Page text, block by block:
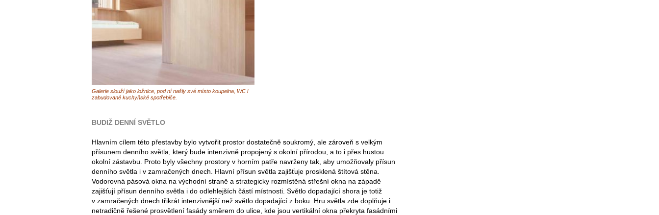
Galerie slouží jako ložnice, pod ní našly své místo koupelna, WC i
zabudované kuchyňské spotřebiče.
BUDIŽ DENNÍ SVĚTLO
Hlavním cílem této přestavby bylo vytvořit prostor dostatečně soukromý, ale zároveň s velkým
přísunem denního světla, který bude intenzivně propojený s okolní přírodou, a to i přes hustou
okolní zástavbu. Proto byly všechny prostory v horním patře navrženy tak, aby umožňovaly přísun
denního světla i v zamračených dnech. Hlavní přísun světla zajišťuje prosklená štítová stěna.
Vodorovná pásová okna na východní straně a strategicky rozmístěná střešní okna na západě
zajišťují přísun denního světla i do odlehlejších částí místnosti. Světlo dopadající shora je totiž
v zamračených dnech třikrát intenzivnější než světlo dopadající z boku. Hru světla zde doplňuje i
netradičně řešené prosvětlení fasády směrem do ulice, kde jsou vertikální okna překryta fasádními